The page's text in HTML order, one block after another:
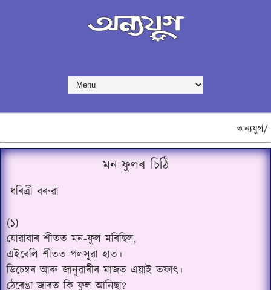
অন্যযুগ/
মন-ফুলৰ চিঠি
ধৰিত্ৰী বৰুৱা
(১)
যোৱাবাৰ শীতত মন-ফুল মৰিছিল,
এইবেলি শীতত পলসুৱা হাত।
ডিচেম্বৰ আৰু জানুৱাৰীৰ মাজত এয়াই তফাৎ।
ঠেৰেঙা জাৰত কি ফুল আনিছা?